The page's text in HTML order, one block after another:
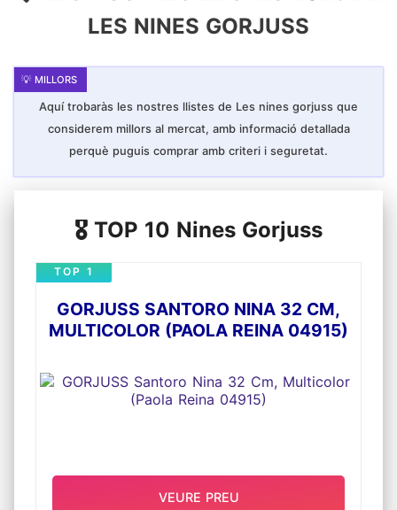
LES NINES GORJUSS
Aquí trobaràs les nostres llistes de Les nines gorjuss que
considerem millors al mercat, amb informació detallada
perquè puguis comprar amb criteri i seguretat.
🎖️ TOP 10 Nines Gorjuss
GORJUSS SANTORO NINA 32 CM,
MULTICOLOR (PAOLA REINA 04915)
TOP 1
VEURE PREU